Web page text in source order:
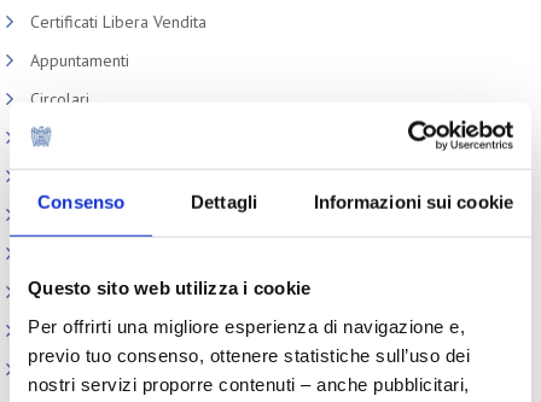
Consenso Dettagli Informazioni sui cookie
Questo sito web utilizza i cookie
Per offrirti una migliore esperienza di navigazione e,
previo tuo consenso, ottenere statistiche sull’uso dei
nostri servizi proporre contenuti – anche pubblicitari,
Certificati Libera Vendita
Appuntamenti
Circolari
Normativa cosmetici
Prodotti e Ingredienti Cosmetici
Produzione e confezionamento
REACH e CLP
Sicurezza Prodotti cosmetici
Codici doganali e accise